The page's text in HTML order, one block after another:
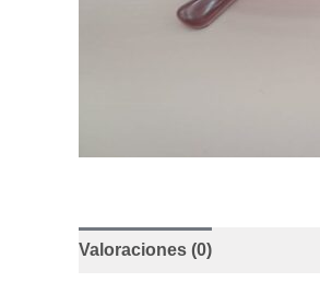
Valoraciones (0)